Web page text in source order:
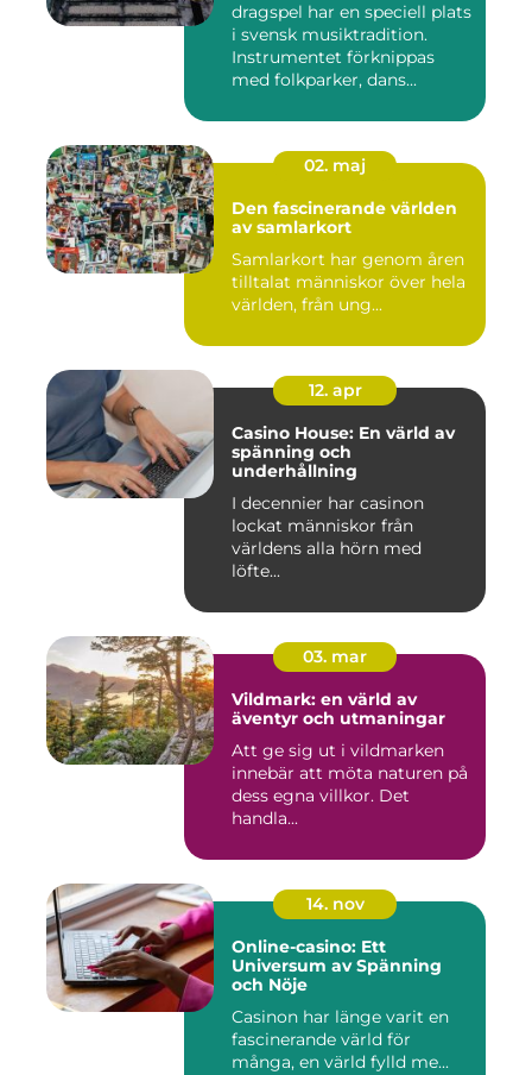
dragspel har en speciell plats
i svensk musiktradition.
Instrumentet förknippas
med folkparker, dans...
02. maj
Den fascinerande världen
av samlarkort
Samlarkort har genom åren
tilltalat människor över hela
världen, från ung...
12. apr
Casino House: En värld av
spänning och
underhållning
I decennier har casinon
lockat människor från
världens alla hörn med
löfte...
03. mar
Vildmark: en värld av
äventyr och utmaningar
Att ge sig ut i vildmarken
innebär att möta naturen på
dess egna villkor. Det
handla...
14. nov
Online-casino: Ett
Universum av Spänning
och Nöje
Casinon har länge varit en
fascinerande värld för
många, en värld fylld me...